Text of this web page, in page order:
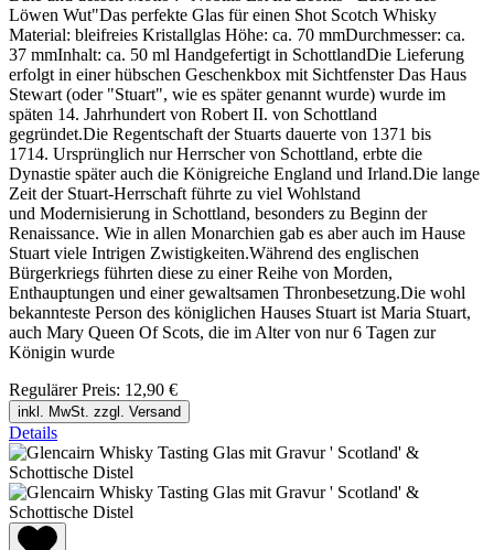
Löwen Wut"Das perfekte Glas für einen Shot Scotch Whisky
Material: bleifreies Kristallglas Höhe: ca. 70 mmDurchmesser: ca.
37 mmInhalt: ca. 50 ml Handgefertigt in SchottlandDie Lieferung
erfolgt in einer hübschen Geschenkbox mit Sichtfenster Das Haus
Stewart (oder "Stuart", wie es später genannt wurde) wurde im
späten 14. Jahrhundert von Robert II. von Schottland
gegründet.Die Regentschaft der Stuarts dauerte von 1371 bis
1714. Ursprünglich nur Herrscher von Schottland, erbte die
Dynastie später auch die Königreiche England und Irland.Die lange
Zeit der Stuart-Herrschaft führte zu viel Wohlstand
und Modernisierung in Schottland, besonders zu Beginn der
Renaissance. Wie in allen Monarchien gab es aber auch im Hause
Stuart viele Intrigen Zwistigkeiten.Während des englischen
Bürgerkriegs führten diese zu einer Reihe von Morden,
Enthauptungen und einer gewaltsamen Thronbesetzung.Die wohl
bekannteste Person des königlichen Hauses Stuart ist Maria Stuart,
auch Mary Queen Of Scots, die im Alter von nur 6 Tagen zur
Königin wurde
Regulärer Preis: 12,90 €
inkl. MwSt. zzgl. Versand
Details